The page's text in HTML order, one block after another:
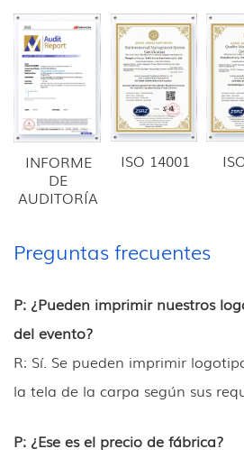
INFORME
DE
AUDITORÍA
ISO 14001
Preguntas frecuentes
P: ¿Pueden imprimir nuestros
del evento?
R: Sí. Se pueden imprimir
la tela de la carpa según sus
P: ¿Ese es el precio de fábrica?